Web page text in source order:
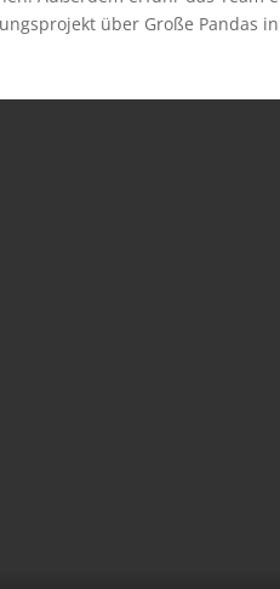
über Große Pandas